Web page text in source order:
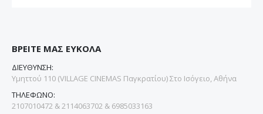
ΒΡΕΙΤΕ ΜΑΣ ΕΥΚΟΛΑ
ΔΙΕΥΘΥΝΣΗ:
Υμηττού 110 (VILLAGE CINEMAS Παγκρατίου) Στο Ισόγειο, Αθήνα
ΤΗΛΕΦΩΝΟ:
2107010472 & 2114063702 & 6985033163